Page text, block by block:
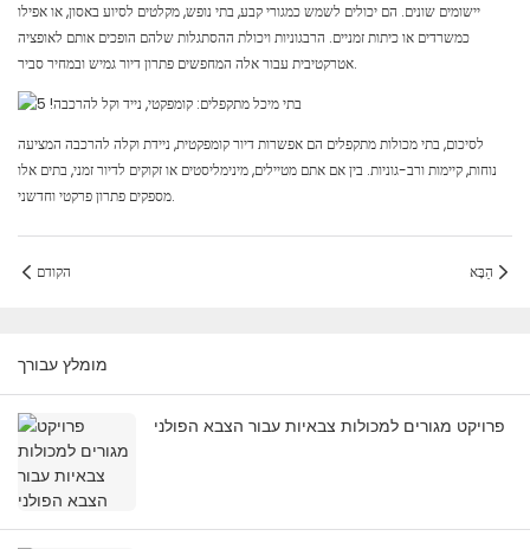
יישומים שונים. הם יכולים לשמש כמגורי קבע, בתי נופש, מקלטים לסיוע באסון, או אפילו
כמשרדים או כיתות זמניים. הרבגוניות ויכולת ההסתגלות שלהם הופכים אותם לאופציה
אטרקטיבית עבור אלה המחפשים פתרון דיור גמיש ובמחיר סביר.
לסיכום, בתי מכולות מתקפלים הם אפשרות דיור קומפקטית, ניידת וקלה להרכבה המציעה
נוחות, קיימות ורב-גוניות. בין אם אתם מטיילים, מינימליסטים או זקוקים לדיור זמני, בתים אלו
מספקים פתרון פרקטי וחדשני.
הקודם הַבָּא
מומלץ עבורך
פרויקט מגורים למכולות צבאיות עבור הצבא הפולני